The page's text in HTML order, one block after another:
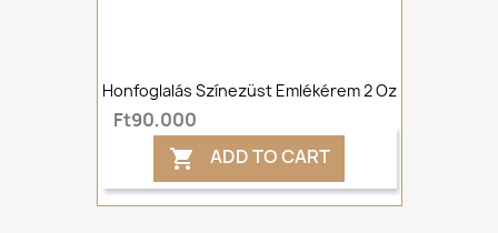
Honfoglalás Színezüst Emlékérem 2 Oz
Ft90,000
 ADD TO CART